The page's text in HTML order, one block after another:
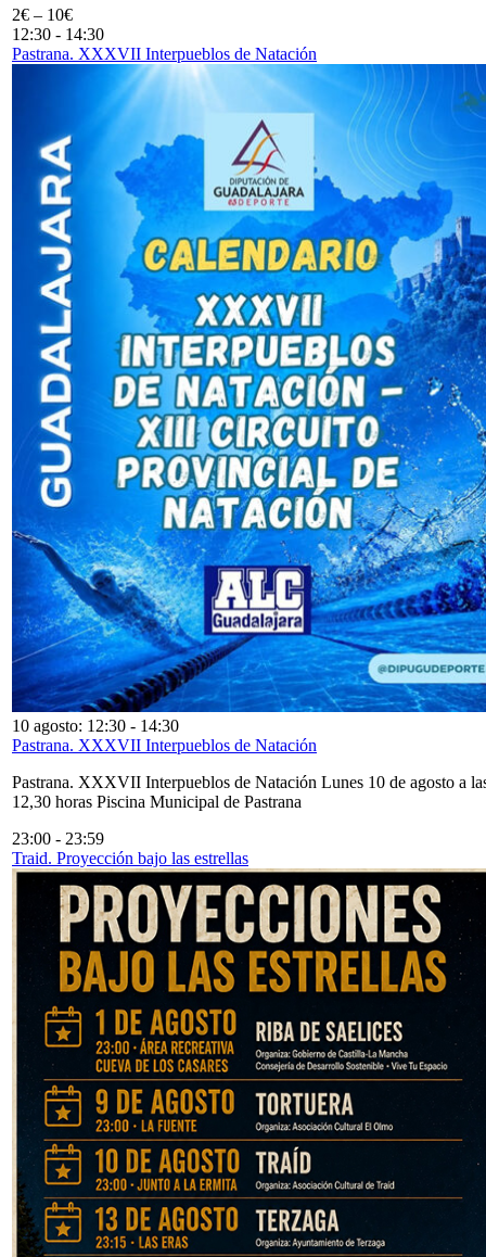
2€ – 10€
12:30 - 14:30
Pastrana. XXXVII Interpueblos de Natación
10 agosto: 12:30 - 14:30
Pastrana. XXXVII Interpueblos de Natación
Pastrana. XXXVII Interpueblos de Natación Lunes 10 de agosto a
12,30 horas Piscina Municipal de Pastrana
23:00 - 23:59
Traid. Proyección bajo las estrellas